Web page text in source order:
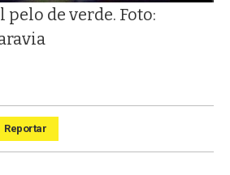
de verde. Foto:
Reportar